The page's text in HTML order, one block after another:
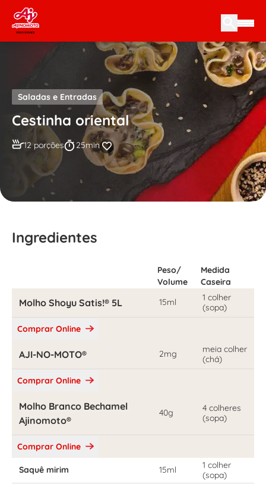
Skip to content
Saladas e Entradas
Cestinha oriental
12 porções 25min
Ingredientes
Peso/
Volume
Medida
Caseira
Molho Shoyu Satis!® 5L 15ml
1 colher
(sopa)
Comprar Online
AJI-NO-MOTO® 2mg
meia colher
(chá)
Comprar Online
Molho Branco Bechamel
Ajinomoto®
40g
4 colheres
(sopa)
Comprar Online
Saquê mirim 15ml
1 colher
(sopa)